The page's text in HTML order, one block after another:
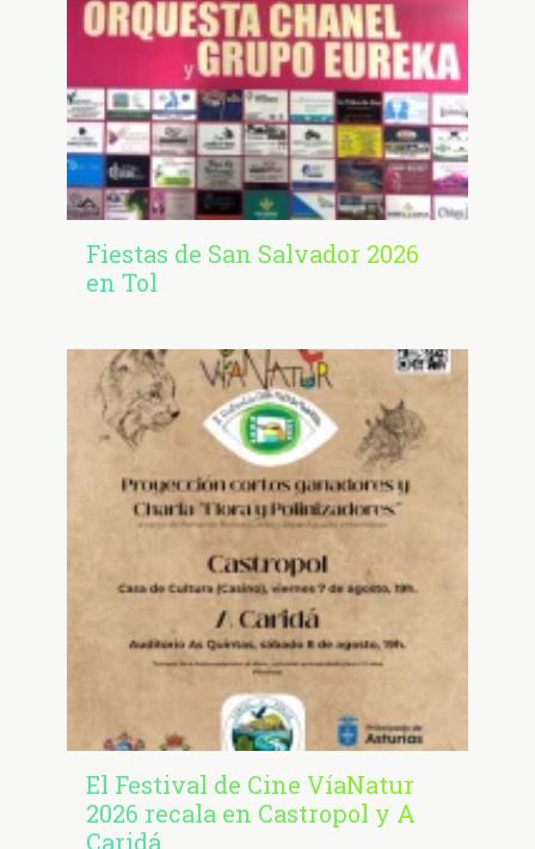
Fiestas de San Salvador 2026
en Tol
El Festival de Cine VíaNatur
2026 recala en Castropol y A
Caridá